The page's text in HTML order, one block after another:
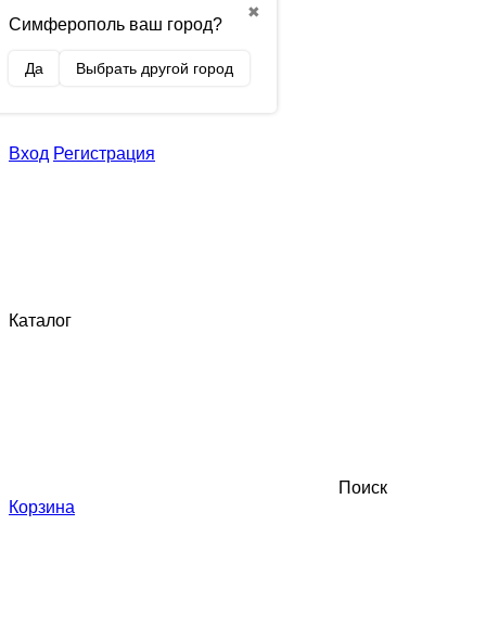
✖
Симферополь ваш город?
Да Выбрать другой город
Вход Регистрация
Каталог
Поиск
Корзина